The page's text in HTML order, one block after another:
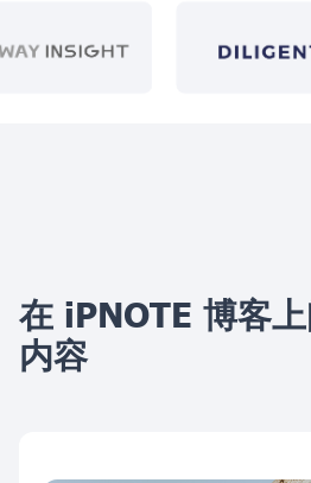
在 iPNOTE 博客
内容